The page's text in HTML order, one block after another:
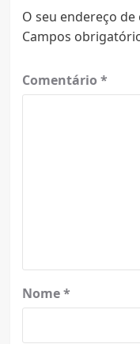
O seu endereço
Campos
Comentário *
Nome*